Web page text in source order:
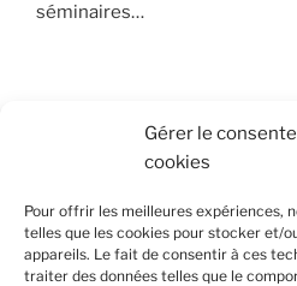
Gérer le
cookies
Pour offrir les meilleures expériences,
telles que les cookies pour stocker et/
appareils. Le fait de consentir à ces
traiter des données telles que le
séminaires…